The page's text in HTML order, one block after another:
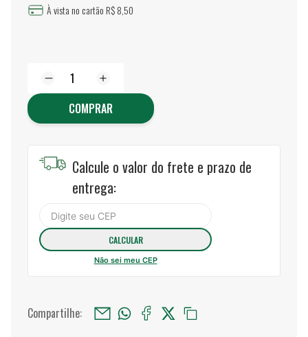
À vista no cartão R$ 8,50
COMPRAR
Calcule o valor do frete e prazo de
entrega:
Não sei meu CEP
Compartilhe: